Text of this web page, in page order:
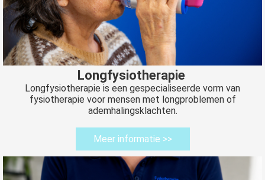
Longfysiotherapie
Longfysiotherapie is een gespecialiseerde vorm van
fysiotherapie voor mensen met longproblemen of
ademhalingsklachten.
Meer informatie >>